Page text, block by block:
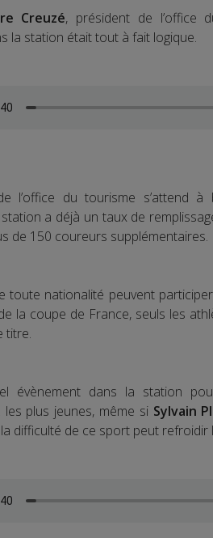
Creuzé, président de l’office
la station était tout à fait logique.
l’office du tourisme s’attend
a déjà un taux de
de 150 coureurs supplémentaires.
toute nationalité peuvent participer
la coupe de France, seuls les
titre.
évènement dans la station
plus jeunes, même si Sylvain
difficulté de ce sport peut refroidir